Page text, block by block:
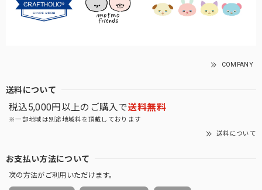
COMPANY
送料について
税込5,000円以上のご購入で送料無料
※一部地域は別途地域料を頂戴しております
送料について
お支払い方法について
次の方法がご利用いただけます。